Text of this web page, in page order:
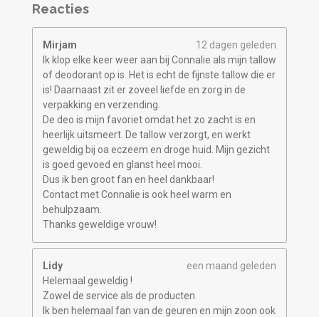
Reacties
Mirjam
12 dagen geleden
Ik klop elke keer weer aan bij Connalie als mijn tallow
of deodorant op is. Het is echt de fijnste tallow die er
is! Daarnaast zit er zoveel liefde en zorg in de
verpakking en verzending.
De deo is mijn favoriet omdat het zo zacht is en
heerlijk uitsmeert. De tallow verzorgt, en werkt
geweldig bij oa eczeem en droge huid. Mijn gezicht
is goed gevoed en glanst heel mooi.
Dus ik ben groot fan en heel dankbaar!
Contact met Connalie is ook heel warm en
behulpzaam.
Thanks geweldige vrouw!
Lidy
een maand geleden
Helemaal geweldig !
Zowel de service als de producten
Ik ben helemaal fan van de geuren en mijn zoon ook